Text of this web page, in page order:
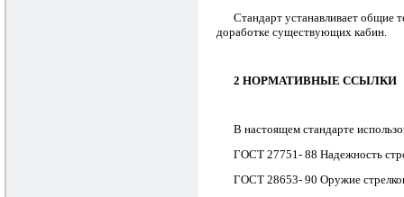
Стандарт устанавливает общие
доработке существующих кабин.
2 НОРМАТИВНЫЕ ССЫЛКИ
В настоящем стандарте
ГОСТ 27751- 88 Надежность
ГОСТ 28653- 90 Оружие